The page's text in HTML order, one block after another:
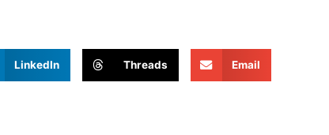
LinkedIn Threads Email